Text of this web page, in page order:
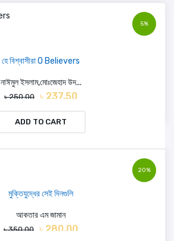
5%
হে বিশ্বাসীরা O Believers
নাঈমুল ইসলাম,মোঃজেহাদ উদ...
৳ 250.00 ৳ 237.50
ADD TO CART
20%
মুক্তিযুদ্ধের সেই দিনগুলি
আকতার এম জামান
৳ 350.00 ৳ 280.00